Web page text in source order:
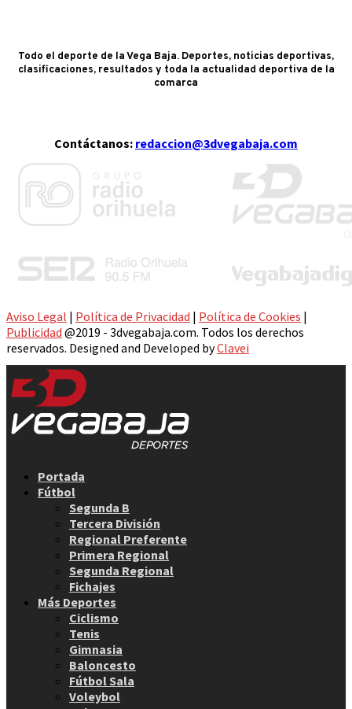
Todo el deporte de la Vega Baja. Deportes, noticias deportivas,
clasificaciones, resultados y toda la actualidad deportiva de la
comarca
Contáctanos: redaccion@3dvegabaja.com
Aviso Legal | Política de Privacidad | Política de Cookies |
Publicidad @2019 - 3dvegabaja.com. Todos los derechos
reservados. Designed and Developed byClavei
Portada
Fútbol
Segunda B
Tercera División
Regional Preferente
Primera Regional
Segunda Regional
Fichajes
Más Deportes
Ciclismo
Tenis
Gimnasia
Baloncesto
Fútbol Sala
Voleybol